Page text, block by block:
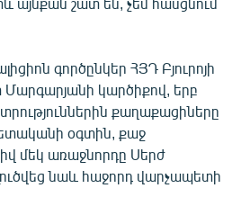
գործընկեր ՀՅԴ Բյուրոյի
Մարգարյանի կարծիքով, երբ
քաղաքացիները
օգտին, քաջ
մեկ առաջնորդը Սերժ
նաև հաջորդ վարչապետի